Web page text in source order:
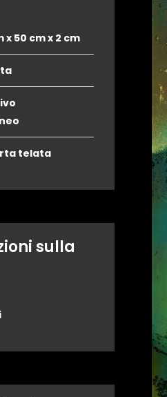
x 50 cm x 2 cm
telata
sulla